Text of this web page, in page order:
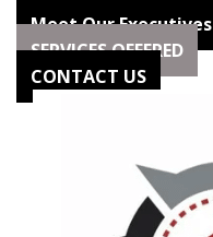
Meet Our Executives
SERVICES OFFERED
CONTACT US